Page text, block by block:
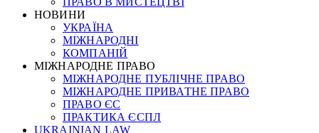
НОВИНИ
УКРАЇНА
МІЖНАРОДНІ
КОМПАНІЙ
МІЖНАРОДНЕ ПРАВО
МІЖНАРОДНЕ ПУБЛІЧНЕ ПРАВО
МІЖНАРОДНЕ ПРИВАТНЕ ПРАВО
ПРАВО ЄС
ПРАКТИКА ЄСПЛ
UKRAINIAN LAW